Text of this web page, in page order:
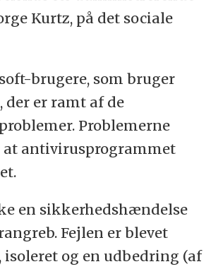
Kurtz, på det sociale
brugere, som bruger
der er ramt af de
Problemerne
at antivirusprogrammet
en sikkerhedshændelse
Fejlen er blevet
og en udbedring (af